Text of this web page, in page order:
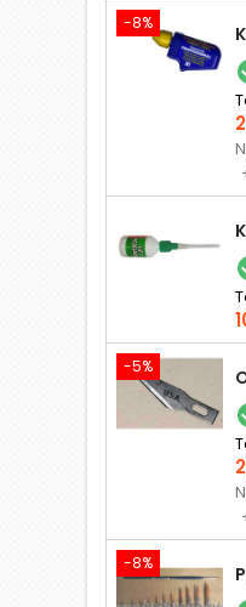
-8%
-5%
-8%